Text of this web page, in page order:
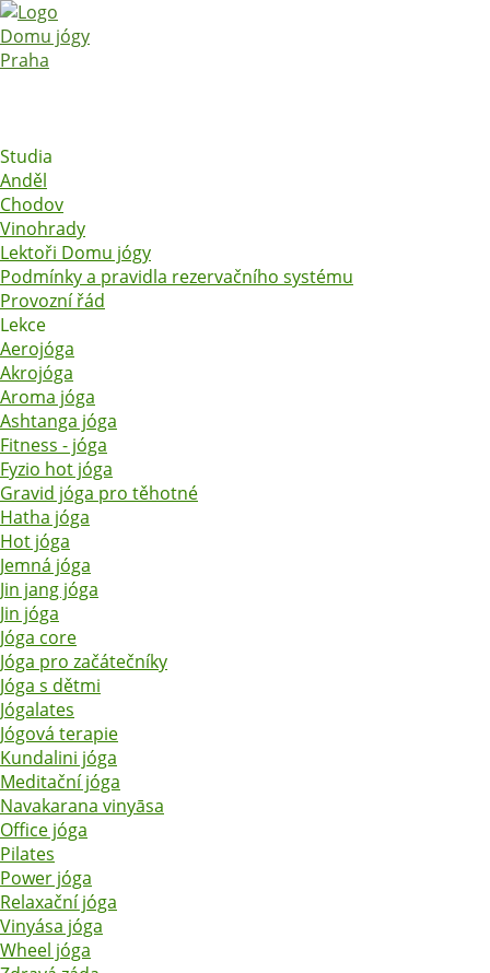
Studia
Anděl
Chodov
Vinohrady
Lektoři Domu jógy
Podmínky a pravidla rezervačního systému
Provozní řád
Lekce
Aerojóga
Akrojóga
Aroma jóga
Ashtanga jóga
Fitness - jóga
Fyzio hot jóga
Gravid jóga pro těhotné
Hatha jóga
Hot jóga
Jemná jóga
Jin jang jóga
Jin jóga
Jóga core
Jóga pro začátečníky
Jóga s dětmi
Jógalates
Jógová terapie
Kundalini jóga
Meditační jóga
Navakarana vinyāsa
Office jóga
Pilates
Power jóga
Relaxační jóga
Vinyása jóga
Wheel jóga